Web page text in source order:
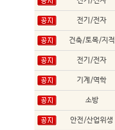
전기/전자
건축/토목/지적
전기/전자
기계/역학
소방
안전/산업위생